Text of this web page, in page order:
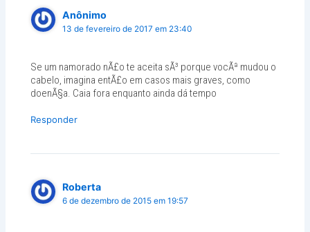
Anônimo
13 de fevereiro de 2017 em 23:40
Se um namorado nÃ£o te aceita sÃ³ porque vocÃª mudou o
cabelo, imagina entÃ£o em casos mais graves, como
doenÃ§a. Caia fora enquanto ainda dá tempo
Responder
Roberta
6 de dezembro de 2015 em 19:57